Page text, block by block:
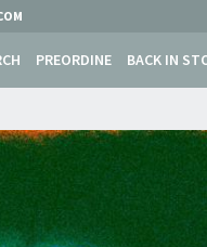
PREORDINE BACK IN